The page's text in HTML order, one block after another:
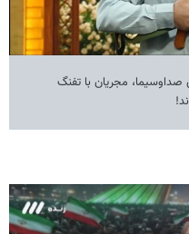
مجریان با تفنگ